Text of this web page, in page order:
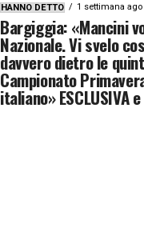
HANNO DETTO 1 settimana ago
Bargiggia: «Mancini
Nazionale. Vi svelo
davvero dietro le
Campionato
italiano» ESCLUSIVA e